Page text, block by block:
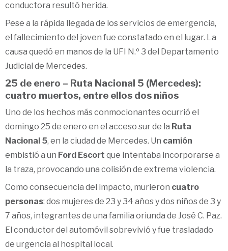
conductora resultó herida.
Pese a la rápida llegada de los servicios de emergencia,
el fallecimiento del joven fue constatado en el lugar. La
causa quedó en manos de la UFI N.º 3 del Departamento
Judicial de Mercedes.
25 de enero – Ruta Nacional 5 (Mercedes):
cuatro muertos, entre ellos dos niños
Uno de los hechos más conmocionantes ocurrió el
domingo 25 de enero en el acceso sur de la Ruta
Nacional 5, en la ciudad de Mercedes. Un camión
embistió a un Ford Escort que intentaba incorporarse a
la traza, provocando una colisión de extrema violencia.
Como consecuencia del impacto, murieron cuatro
personas: dos mujeres de 23 y 34 años y dos niños de 3 y
7 años, integrantes de una familia oriunda de José C. Paz.
El conductor del automóvil sobrevivió y fue trasladado
de urgencia al hospital local.